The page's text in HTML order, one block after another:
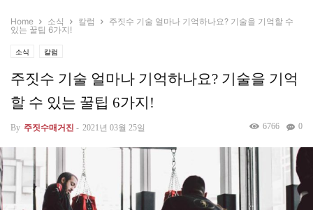
Home 소식 칼럼
주짓수 기술 얼마나 기억하나요? 기술을 기억할 수
있는 꿀팁 6가지!
소식 칼럼
주짓수 기술 얼마나 기억하나요? 기술을 기억
할 수 있는 꿀팁 6가지!
By 주짓수매거진 - 2021년 03월 25일 0
6766